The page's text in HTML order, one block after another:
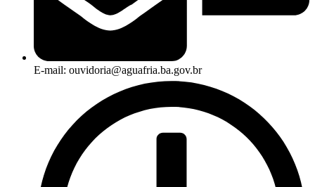
E-mail: ouvidoria@aguafria.ba.gov.br